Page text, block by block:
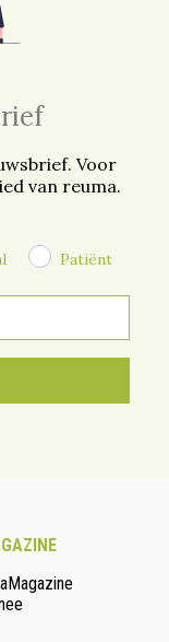
Voor
van reuma.
Patiënt